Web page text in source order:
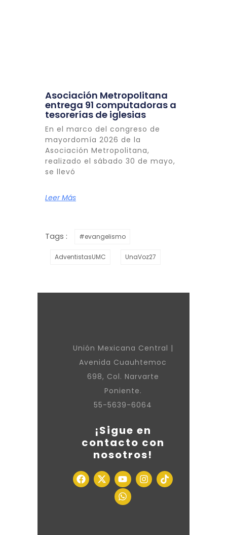
Asociación Metropolitana
entrega 91 computadoras a
tesorerías de iglesias
En el marco del congreso de
mayordomía 2026 de la
Asociación Metropolitana,
realizado el sábado 30 de mayo,
se llevó
Leer Más
Tags : #evangelismo
AdventistasUMC UnaVoz27
Unión Mexicana Central |
Avenida Cuauhtemoc
698, Col. Narvarte
Poniente.
55-5639-6064
¡Sigue en
contacto con
nosotros!